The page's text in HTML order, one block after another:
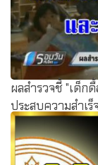
ผลสำรวจชี้ "เด็
ประสบความสำเร็จ